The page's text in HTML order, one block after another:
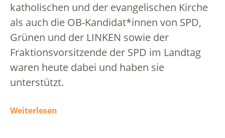
katholischen und der evangelischen Kirche
als auch die OB-Kandidat*innen von SPD,
Grünen und der LINKEN sowie der
Fraktionsvorsitzende der SPD im Landtag
waren heute dabei und haben sie
unterstützt.
Weiterlesen